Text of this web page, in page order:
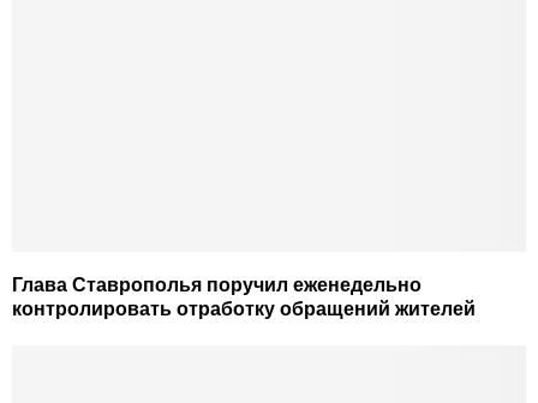
Глава Ставрополья поручил еженедельно
контролировать отработку обращений жителей